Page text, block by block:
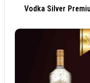
Vodka Silver